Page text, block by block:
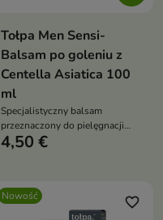
Tołpa Men Sensi-
Balsam po goleniu z
Centella Asiatica 100
ml
Specjalistyczny balsam
przeznaczony do pielęgnacji
męskiej skóry po goleniu,
4,50 €
Nowość favorite_border